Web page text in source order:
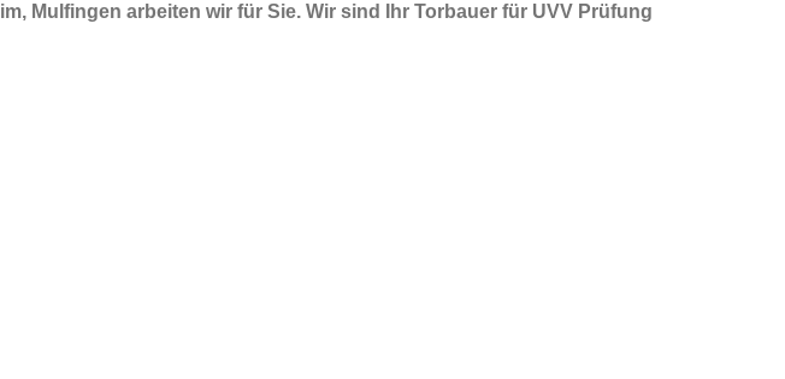
Mulfingen arbeiten wir für Sie. Wir sind Ihr Torbauer für UVV Prüfung